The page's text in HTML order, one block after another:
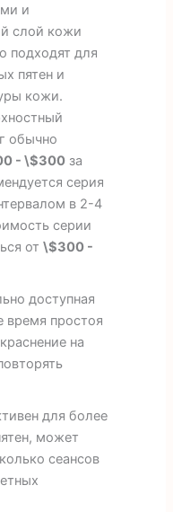
и
слой кожи
подходят для
пятен и
кожи.
обычно
- \$300за
серия
в 2-4
серии
от \$300 -
доступная
время простоя
на
для более
может
сеансов